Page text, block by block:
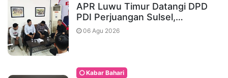
APR Luwu Timur Datangi DPD
PDI Perjuangan Sulsel,…
06 Agu 2026
Kabar Bahari